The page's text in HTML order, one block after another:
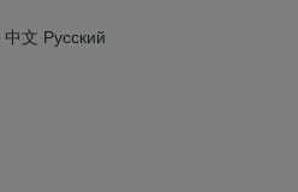
中文 Русский